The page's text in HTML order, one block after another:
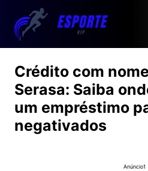
Crédito com
Serasa: Saiba
um empréstimo
negativados
Anúncio1